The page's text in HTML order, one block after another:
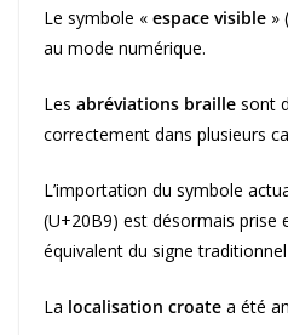
Le symbole « espace visible »
au mode numérique.
Les abréviations braille sont
correctement dans plusieurs
L’importation du symbole
(U+20B9) est désormais prise
équivalent du signe
La localisation croate a été